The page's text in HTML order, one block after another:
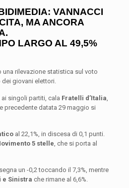
VANNACCI
MA ANCORA
LA LEGA.
AL 49,5%
rilevazione statistica sul voto
giovani elettori.
singoli partiti, cala Fratelli d’Italia
precedente datata 29 maggio si
al 22,1%, in discesa di 0,1 punti.
5 stelle , che si porta al
segna un -0,2 toccando il 7,3%, mentre
e Sinistra che rimane al 6,6%.